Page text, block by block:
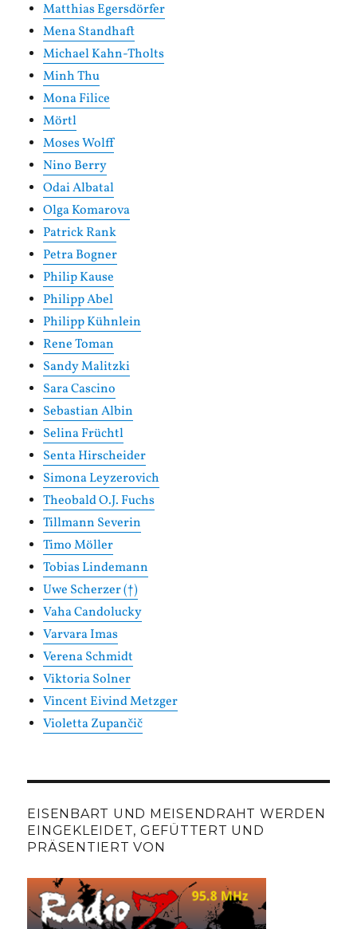
Matthias Egersdörfer
Mena Standhaft
Michael Kahn-Tholts
Minh Thu
Mona Filice
Mörtl
Moses Wolff
Nino Berry
Odai Albatal
Olga Komarova
Patrick Rank
Petra Bogner
Philip Kause
Philipp Abel
Philipp Kühnlein
Rene Toman
Sandy Malitzki
Sara Cascino
Sebastian Albin
Selina Früchtl
Senta Hirscheider
Simona Leyzerovich
Theobald O.J. Fuchs
Tillmann Severin
Timo Möller
Tobias Lindemann
Uwe Scherzer (†)
Vaha Candolucky
Varvara Imas
Verena Schmidt
Viktoria Solner
Vincent Eivind Metzger
Violetta Zupančič
EISENBART UND MEISENDRAHT WERDEN
EINGEKLEIDET, GEFÜTTERT UND
PRÄSENTIERT VON